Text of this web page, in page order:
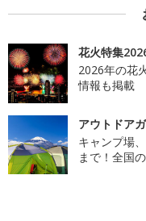
花火特集
2026年の花
情報も掲載
アウトドア
キャンプ場
まで！全国